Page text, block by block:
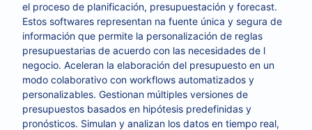
el proceso de planificación, presupuestación y forecast.
Estos softwares representan na fuente única y segura de
información que permite la personalización de reglas
presupuestarias de acuerdo con las necesidades de l
negocio. Aceleran la elaboración del presupuesto en un
modo colaborativo con workflows automatizados y
personalizables. Gestionan múltiples versiones de
presupuestos basados en hipótesis predefinidas y
pronósticos. Simulan y analizan los datos en tiempo real,